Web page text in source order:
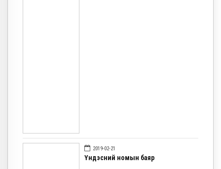
2019-02-21
Үндэсний номын баяр